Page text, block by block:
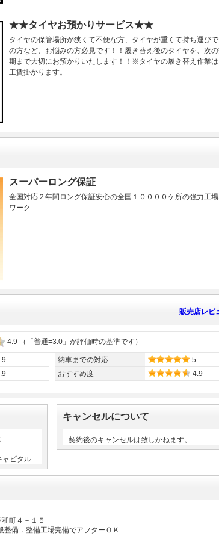
★★タイヤお預かりサービス★★
タイヤの保管場所が狭くて不便な方、タイヤが重くて持ち運びで
の方など、お悩みの方必見です！！履き替え後のタイヤを、次
期まで大切にお預かりいたします！！※タイヤの履き替え作業
工賃掛かります。
スーパーロング保証
全国対応２年間ロング保証安心の全国１００００ケ所の強力工場
ワーク
販売店レビ
4.9 （「普通=3.0」が評価時の基準です）
納車までの対応
5
おすすめ度
4.9
ピタル
キャンセルについて
契約後のキャンセルは致しかねます。
町４－１５
備．整備工場完備でアフターＯＫ